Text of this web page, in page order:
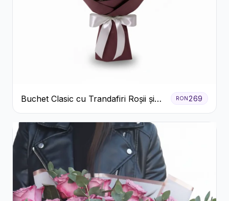
Buchet Clasic cu Trandafiri Roșii și
Crizanteme Albe
RON269